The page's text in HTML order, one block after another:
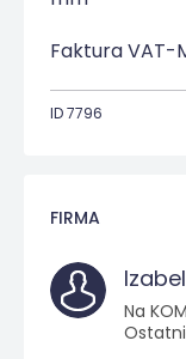
Faktura VAT-
ID 7796
FIRMA
Na